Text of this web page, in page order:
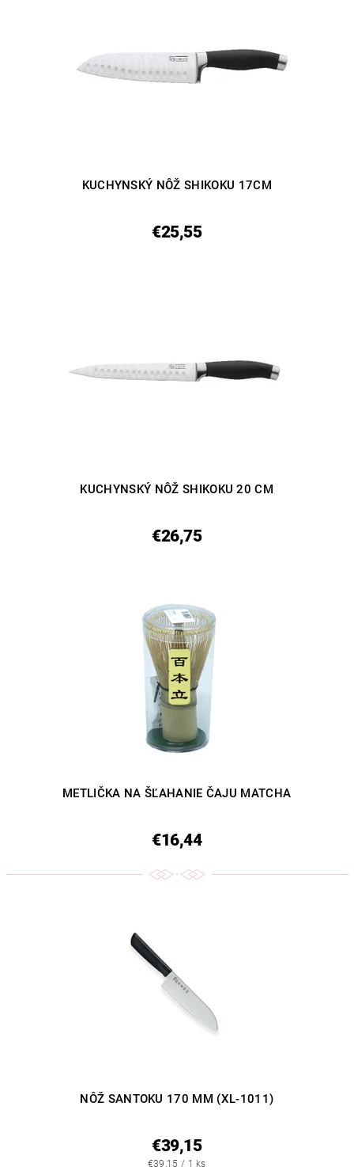
KUCHYNSKÝ NÔŽ SHIKOKU 17CM
€25,55
KUCHYNSKÝ NÔŽ SHIKOKU 20 CM
€26,75
METLIČKA NA ŠĽAHANIE ČAJU MATCHA
€16,44
NÔŽ SANTOKU 170 MM (XL-1011)
€39,15
€39,15 / 1 ks